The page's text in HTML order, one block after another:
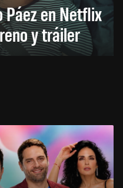
Páez en Netflix
y tráiler